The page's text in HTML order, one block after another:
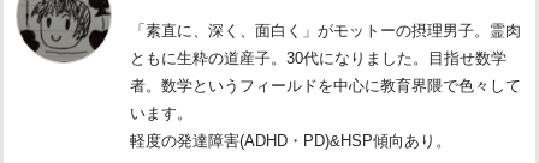
「素直に、深く、面白く」がモットーの摂理男子。霊肉
ともに生粋の道産子。30代になりました。目指せ数学
者。数学というフィールドを中心に教育界隈で色々して
います。
軽度の発達障害(ADHD・PD)&HSP傾向あり。